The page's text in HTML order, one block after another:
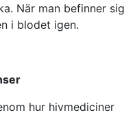
När man befinner sig
i blodet igen.
hur hivmediciner